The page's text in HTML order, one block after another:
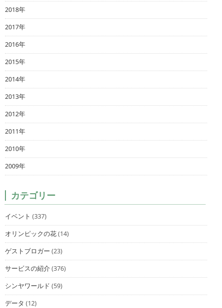
2018年
2017年
2016年
2015年
2014年
2013年
2012年
2011年
2010年
2009年
カテゴリー
イベント (337)
オリンピックの花(14)
ゲストブロガー (23)
サービスの紹介(376)
シンヤワールド (59)
データ (12)